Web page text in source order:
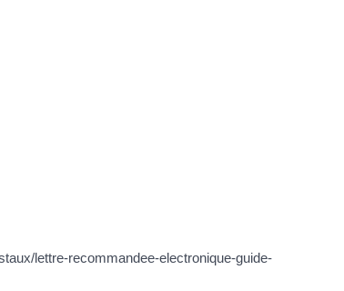
lettre-recommandee-electronique-guide-